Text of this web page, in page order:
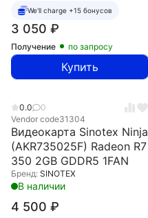
We'll charge +15 бонусов
3 050 ₽
Получение по запросу
Купить
0.0
0
Vendor code31304
Видеокарта Sinotex Ninja
(AKR735025F) Radeon R7
350 2GB GDDR5 1FAN
Бренд: SINOTEX
В наличии
4 500 ₽